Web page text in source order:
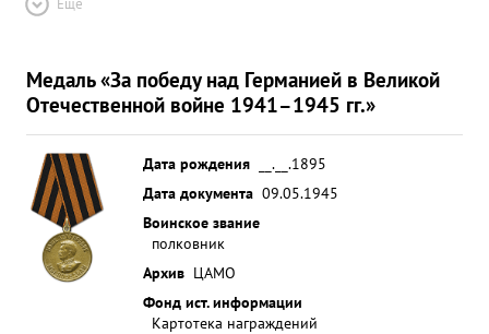
Ещё
Медаль «За победу над Германией в Великой
Отечественной войне 1941–1945 гг.»
Дата рождения
__.__.1895
Дата документа 09.05.1945
Воинское звание
полковник
Архив ЦАМО
Фонд ист. информации
Картотека награждений